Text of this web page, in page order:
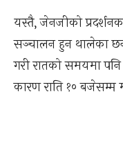
यस्तै, जेनजीको
सञ्चालन हुन थालेका
गरी रातको समयमा
कारण राति १० बजेसम्म